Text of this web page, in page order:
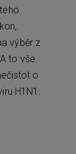
výběr z
A to vše
o
H1N1.